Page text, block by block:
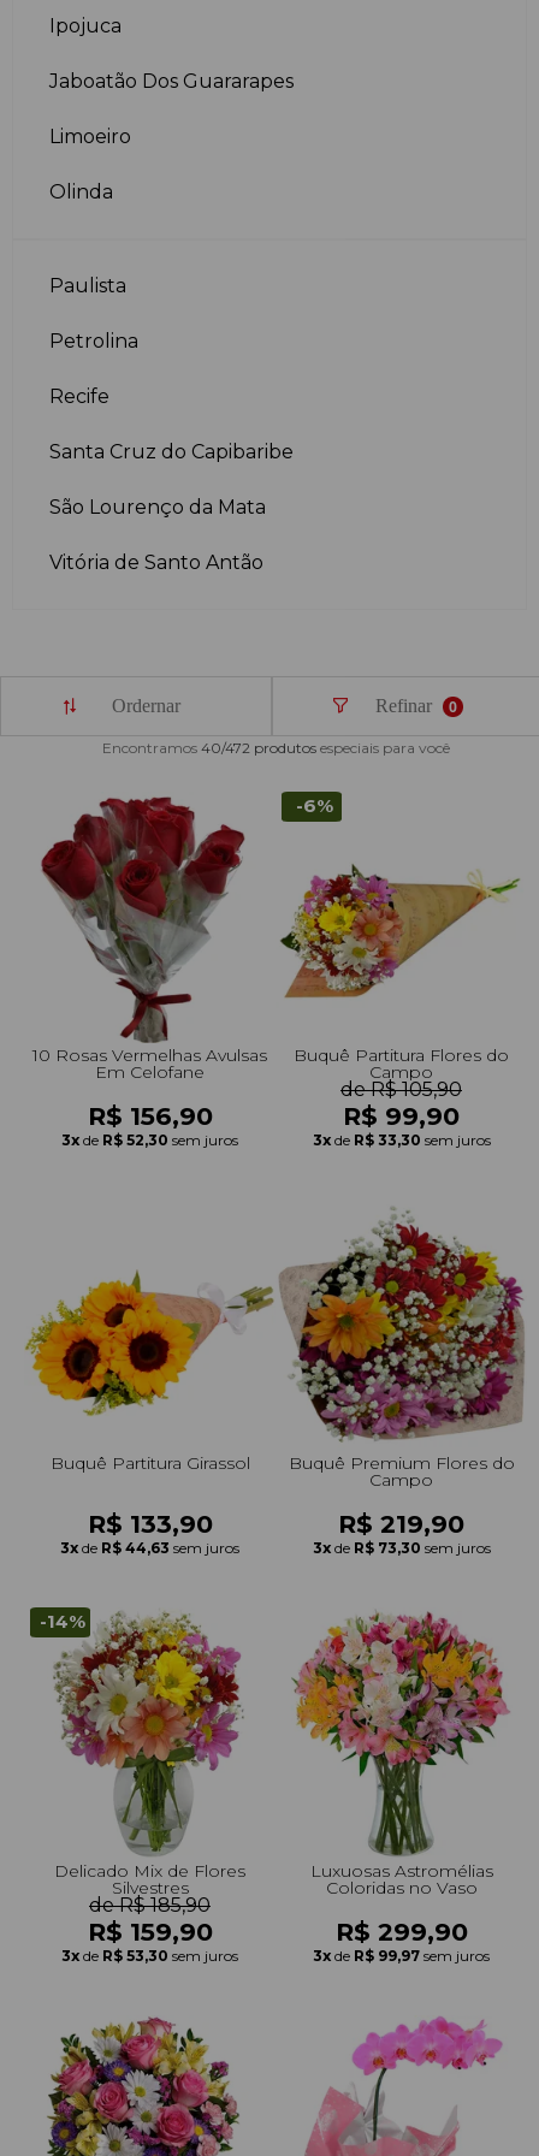
Ipojuca
Jaboatão Dos Guararapes
Limoeiro
Olinda
Paulista
Petrolina
Recife
Santa Cruz do Capibaribe
São Lourenço da Mata
Vitória de Santo Antão
Refinar 0
Ordernar
Encontramos 40/472 produtosespeciais para você
10 Rosas Vermelhas Avulsas
Em Celofane
R$ 156,90
3x de R$ 52,30 sem juros
-6%
Buquê Partitura Flores do
Campo
de R$ 105,90
R$ 99,90
3x de R$ 33,30 sem juros
Buquê Partitura Girassol
R$ 133,90
3x de R$ 44,63 sem juros
Buquê Premium Flores do
Campo
R$ 219,90
3x de R$ 73,30 sem juros
-14%
Delicado Mix de Flores
Silvestres
de R$ 185,90
R$ 159,90
3x de R$ 53,30 sem juros
Luxuosas Astromélias
Coloridas no Vaso
R$ 299,90
3x de R$ 99,97 sem juros